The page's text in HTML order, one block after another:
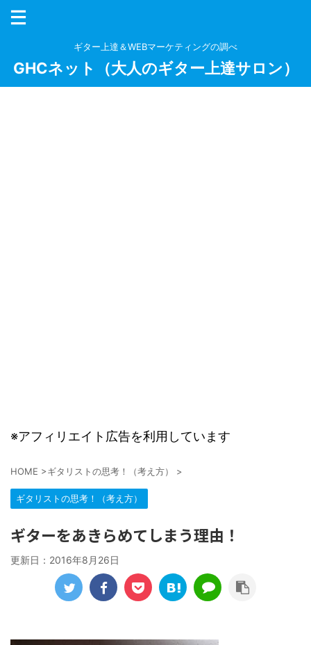
ギター上達＆WEBマーケティングの調べ
GHCネット（大人のギター上達サロン）
※アフィリエイト広告を利用しています
HOME >ギタリストの思考！（考え方） >
ギタリストの思考！（考え方）
ギターをあきらめてしまう理由！
更新日： 2016年8月26日